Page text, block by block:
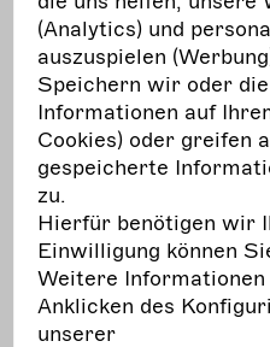
(Analytics) und
auszuspielen
Speichern wir oder
Informationen auf
Cookies) oder greifen
gespeicherte
zu.
Hierfür benötigen wir
Einwilligung können
Weitere
Anklicken des
unserer